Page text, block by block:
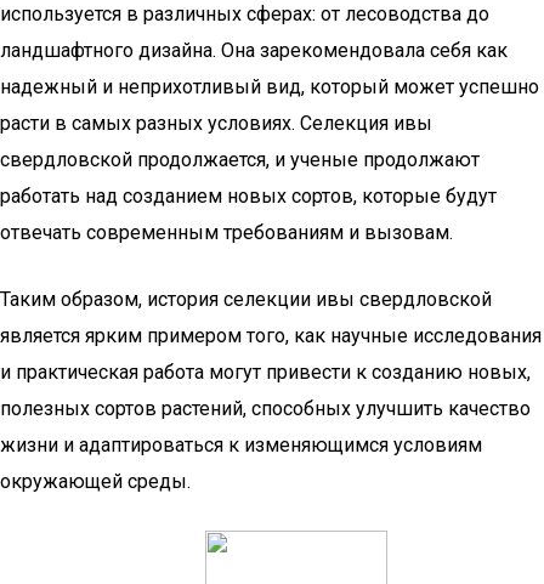
используется в различных сферах: от лесоводства до
ландшафтного дизайна. Она зарекомендовала себя как
надежный и неприхотливый вид, который может успешно
расти в самых разных условиях. Селекция ивы
свердловской продолжается, и ученые продолжают
работать над созданием новых сортов, которые будут
отвечать современным требованиям и вызовам.
Таким образом, история селекции ивы свердловской
является ярким примером того, как научные исследования
и практическая работа могут привести к созданию новых,
полезных сортов растений, способных улучшить качество
жизни и адаптироваться к изменяющимся условиям
окружающей среды.